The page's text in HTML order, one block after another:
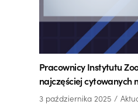
Pracownicy Instytutu
najczęściej cytowanych
3 października 2025